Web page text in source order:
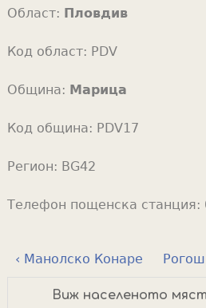
Област: Пловдив
Код област: PDV
Община: Марица
Код община: PDV17
Регион: BG42
Телефон пощенска станция:
‹ Манолско Конаре Рогош
Виж населеното